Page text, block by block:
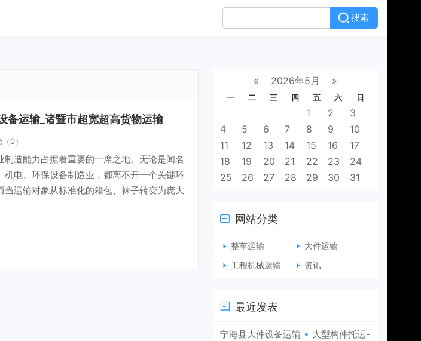
搜索
备运输_诸暨市超宽超高货物运输
（0）
造能力占据着重要的一席之地。无论是闻名
电、环保设备制造业，都离不开一个关键环
运输对象从标准化的箱包、袜子转变为庞大
« 2026年5月 »
一 二 三 四 五 六 日
1 2
3
4
5 6 7 8 9
10
11
12 13 14 15 16
17
18
19 20 21 22 23
24
25
26 27 28 29 30 31
网站分类
整车运输
大件运输
工程机械运输
资讯
最近发表
宁海县大件设备运输🔹大型构件托运-